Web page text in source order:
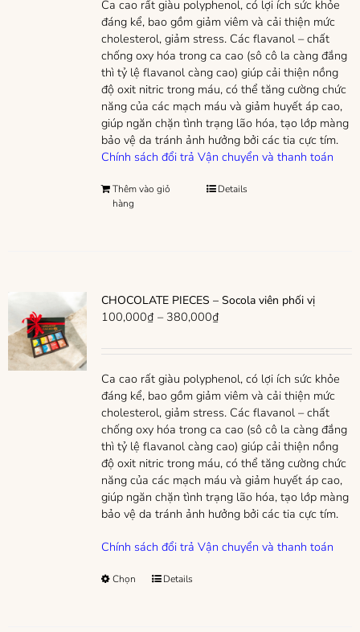
Ca cao rất giàu polyphenol, có lợi ích sức khỏe
đáng kể, bao gồm giảm viêm và cải thiện mức
cholesterol, giảm stress. Các flavanol – chất
chống oxy hóa trong ca cao (sô cô la càng đắng
thì tỷ lệ flavanol càng cao) giúp cải thiện nồng
độ oxit nitric trong máu, có thể tăng cường chức
năng của các mạch máu và giảm huyết áp cao,
giúp ngăn chặn tình trạng lão hóa, tạo lớp màng
bảo vệ da tránh ảnh hưởng bởi các tia cực tím.
Chính sách đổi trả Vận chuyển và thanh toán
Thêm vào giỏ
hàng
Details
CHOCOLATE PIECES – Socola viên phối vị
100,000₫ – 380,000₫Khoảng
từ
đến
380,000₫
Ca cao rất giàu polyphenol, có lợi ích sức khỏe
đáng kể, bao gồm giảm viêm và cải thiện mức
cholesterol, giảm stress. Các flavanol – chất
chống oxy hóa trong ca cao (sô cô la càng đắng
thì tỷ lệ flavanol càng cao) giúp cải thiện nồng
độ oxit nitric trong máu, có thể tăng cường chức
năng của các mạch máu và giảm huyết áp cao,
giúp ngăn chặn tình trạng lão hóa, tạo lớp màng
bảo vệ da tránh ảnh hưởng bởi các tia cực tím.
Chính sách đổi trả Vận chuyển và thanh toán
Chọn
SảnDetails